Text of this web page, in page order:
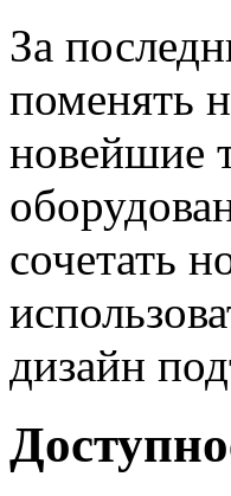
За
поменять
новейшие
сочетать
дизайн